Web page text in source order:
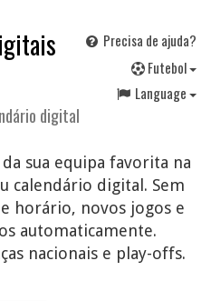
digital
Precisa de ajuda?
Futebol
Language
sua equipa favorita na
calendário digital. Sem
horário, novos jogos e
automaticamente.
nacionais e play-offs.